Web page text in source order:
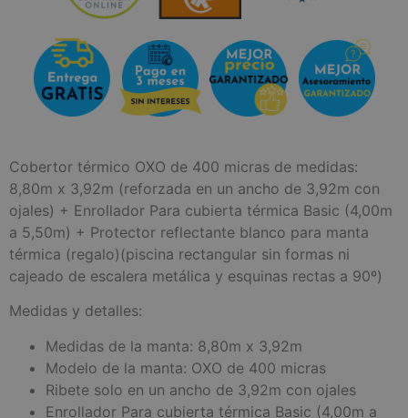
Cobertor térmico OXO de 400 micras de medidas:
8,80m x 3,92m (reforzada en un ancho de 3,92m con
ojales) + Enrollador Para cubierta térmica Basic (4,00m
a 5,50m) + Protector reflectante blanco para manta
térmica (regalo)(piscina rectangular sin formas ni
cajeado de escalera metálica y esquinas rectas a 90º)
Medidas y detalles:
Medidas de la manta: 8,80m x 3,92m
Modelo de la manta: OXO de 400 micras
Ribete solo en un ancho de 3,92m con ojales
Enrollador Para cubierta térmica Basic (4,00m a